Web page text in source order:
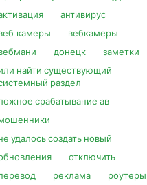
антивирус
камеры
вебкамеры
донецк
заметки
найти существующий
раздел
срабатывание ав
удалось создать новый
отключить
реклама
роутеры